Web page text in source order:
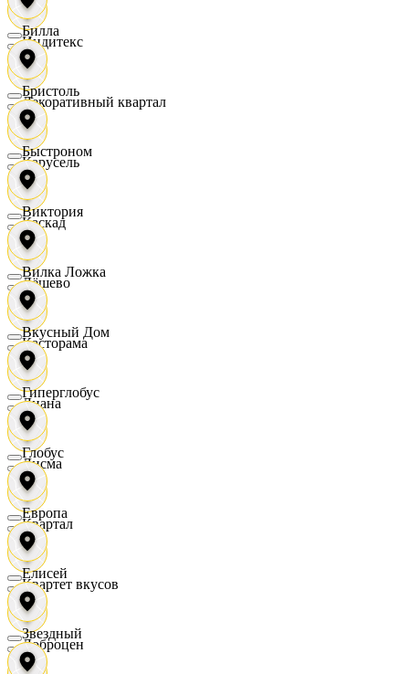
Индитекс
Декоративный квартал
Карусель
Каскад
Дёшево
Касторама
Диана
Дисма
Квартал
Квартет вкусов
Доброцен
Билла
Бристоль
Быстроном
Виктория
Вилка Ложка
Вкусный Дом
Гиперглобус
Глобус
Европа
Елисей
Звездный